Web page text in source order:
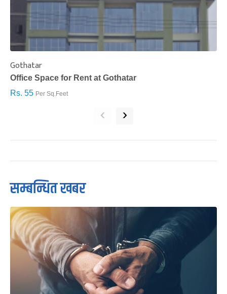
Gothatar
Office Space for Rent at Gothatar
Rs. 55 Per Sq.Feet
‹ ›
सम्बन्धित खबर